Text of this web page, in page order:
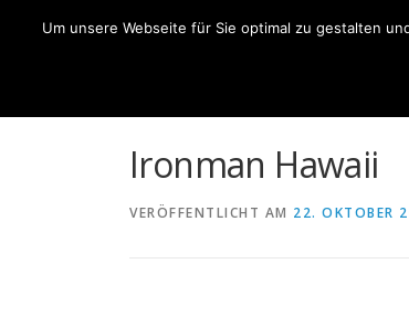
Ironman Hawaii
VERÖFFENTLICHT AM 22. OKTOBER
Um unsere Webseite für Sie optimal zu gestalten